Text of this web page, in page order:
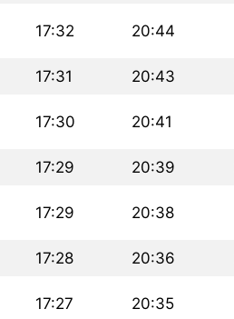
17:32 20:44
17:31 20:43
17:30 20:41
17:29 20:39
17:29 20:38
17:28 20:36
17:27 20:35